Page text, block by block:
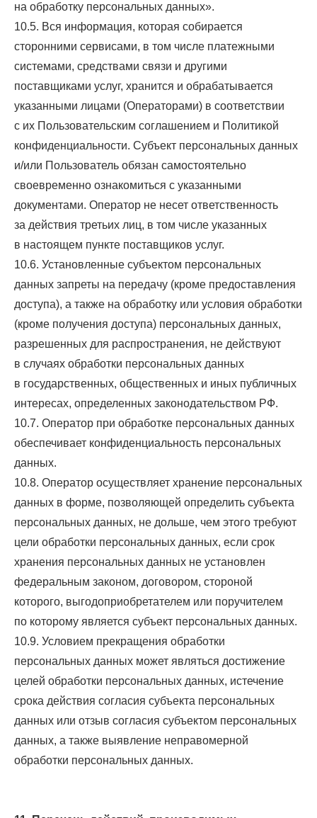
на обработку персональных данных».
10.5. Вся информация, которая собирается
сторонними сервисами, в том числе платежными
системами, средствами связи и другими
поставщиками услуг, хранится и обрабатывается
указанными лицами (Операторами) в соответствии
с их Пользовательским соглашением и Политикой
конфиденциальности. Субъект персональных данных
и/или Пользователь обязан самостоятельно
своевременно ознакомиться с указанными
документами. Оператор не несет ответственность
за действия третьих лиц, в том числе указанных
в настоящем пункте поставщиков услуг.
10.6. Установленные субъектом персональных
данных запреты на передачу (кроме предоставления
доступа), а также на обработку или условия обработки
(кроме получения доступа) персональных данных,
разрешенных для распространения, не действуют
в случаях обработки персональных данных
в государственных, общественных и иных публичных
интересах, определенных законодательством РФ.
10.7. Оператор при обработке персональных данных
обеспечивает конфиденциальность персональных
данных.
10.8. Оператор осуществляет хранение персональных
данных в форме, позволяющей определить субъекта
персональных данных, не дольше, чем этого требуют
цели обработки персональных данных, если срок
хранения персональных данных не установлен
федеральным законом, договором, стороной
которого, выгодоприобретателем или поручителем
по которому является субъект персональных данных.
10.9. Условием прекращения обработки
персональных данных может являться достижение
целей обработки персональных данных, истечение
срока действия согласия субъекта персональных
данных или отзыв согласия субъектом персональных
данных, а также выявление неправомерной
обработки персональных данных.